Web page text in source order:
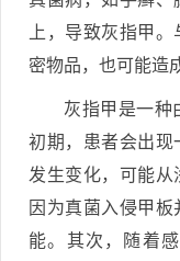
上，导致灰指甲
密物品，也可能造
灰指甲是一种
初期，患者会出现
发生变化，可能
因为真菌入侵甲
能。其次，随着